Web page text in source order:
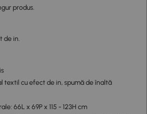
produs.
de in.
textil cu efect de in, spumă de înaltă
66L x 69P x 115 - 123H cm